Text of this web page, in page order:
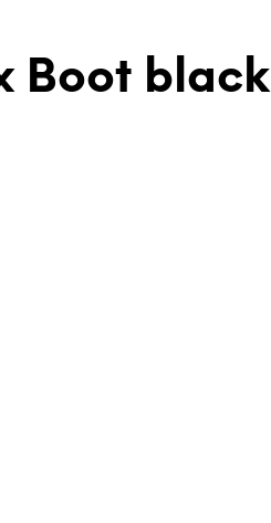
Boot black